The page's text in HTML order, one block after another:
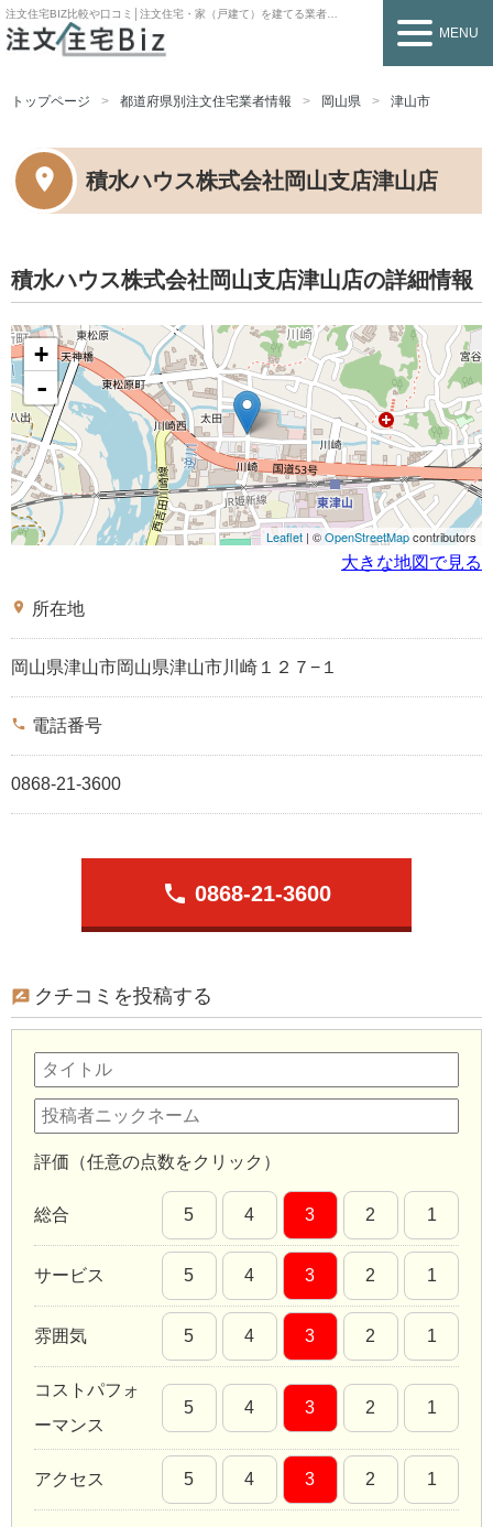
注文住宅BIZ比較や口コミ│注文住宅・家（戸建て）を建てる業者を探すなら
MENU
トップページ 都道府県別注文住宅業者情報 岡山県 津山市
積水ハウス株式会社岡山支店津山店
積水ハウス株式会社岡山支店津山店の詳細情報
+
-
Leaflet | ©OpenStreetMapcontributors
大きな地図で見る
place 所在地
岡山県津山市岡山県津山市川崎１２７−１
phone 電話番号
0868-21-3600
phone 0868-21-3600
クチコミを投稿する
評価（任意の点数をクリック）
総合 5 4 3 2 1
サービス 5 4 3 2 1
雰囲気 5 4 3 2 1
コストパフォ
ーマンス
5 4 3 2 1
アクセス 5 4 3 2 1